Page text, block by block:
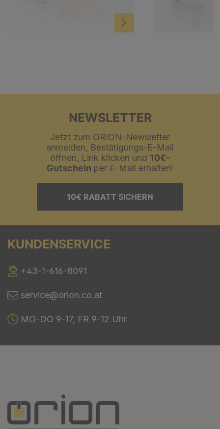
NEWSLETTER
Jetzt zum ORION-Newsletter
anmelden, Bestätigungs-E-Mail
öffnen, Link klicken und 10€-
Gutschein per E-Mail erhalten!
10€ RABATT SICHERN
KUNDENSERVICE
+43-1-616-8091
service@orion.co.at
MO-DO 9-17, FR 9-12 Uhr